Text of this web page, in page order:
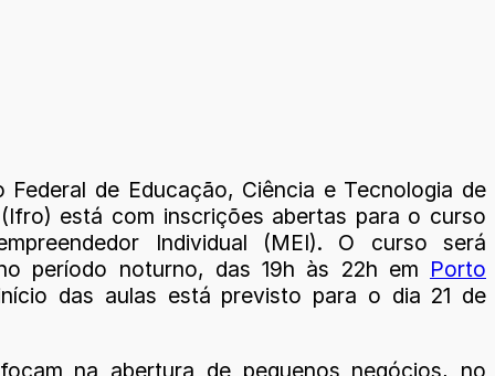
Federal de Educação, Ciência e Tecnologia de
está com inscrições abertas para o curso
Individual (MEI). O curso será
período noturno, das 19h às 22h em Porto
das aulas está previsto para o dia 21 de
na abertura de pequenos negócios, no